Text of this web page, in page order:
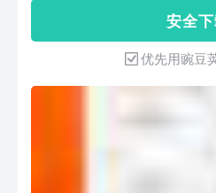
欧冠、西甲、
会、欧洲杯、
赛。 各频道
送，认准全民
战》《非诚勿
赛事、综艺热
即达，资讯剧
还可以投屏到
天，组队发射
剧：预约回看
安 全
优先用豌豆